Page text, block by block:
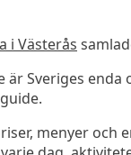
i Västerås
är Sveriges enda
menyer och